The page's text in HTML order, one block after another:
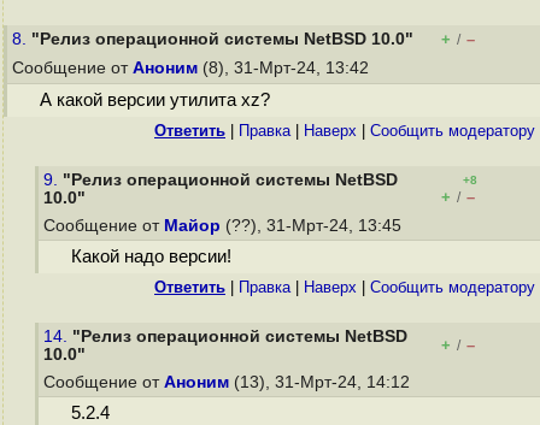
8. "Релиз операционной системы NetBSD 10.0" + / –
Сообщение от Аноним (8), 31-Мрт-24, 13:42
А какой версии утилита xz?
Ответить Правка| Наверх Cообщить модератору
9. "Релиз операционной системы NetBSD
10.0"
+8
+ / –
Сообщение от Майор (??), 31-Мрт-24, 13:45
Какой надо версии!
Ответить Правка| Наверх Cообщить модератору
14. "Релиз операционной системы NetBSD
10.0"
+ / –
Сообщение от Аноним (13), 31-Мрт-24, 14:12
5.2.4